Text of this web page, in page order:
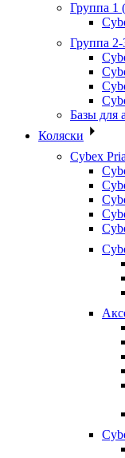
Группа 1
Группа
Базы для
Коляски
Cybex